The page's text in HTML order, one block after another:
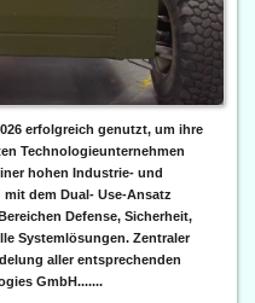
erfolgreich genutzt, um ihre
Technologieunternehmen
hohen Industrie- und
dem Dual- Use-Ansatz
Defense, Sicherheit,
Systemlösungen. Zentraler
aller entsprechenden
GmbH.......